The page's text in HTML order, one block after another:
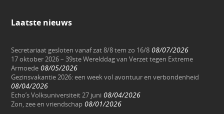
Laatste nieuws
Secretariaat gesloten vanaf zat 8/8 tem zo 16/8 08/07/2026
17 oktober 2026 – 39ste Werelddag van Verzet tegen Extreme
Armoede 08/05/2026
Gezinsvakantie 2026: een week vol avontuur en verbondenheid
08/04/2026
Echo’s Volksuniversiteit 27 juni 08/04/2026
Zon, zee en vriendschap 08/01/2026